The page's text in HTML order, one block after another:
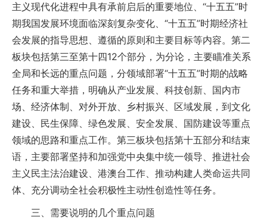
主义现代化进程中具有承前启后的重要地位、“十五五”时
期我国发展环境面临深刻复杂变化、“十五五”时期经济社
会发展的指导思想、遵循的原则和主要目标等内容。第二
板块包括第三至第十四12个部分，为分论，主要瞄准关系
全局和长远的重点问题，分领域部署“十五五”时期的战略
任务和重大举措，明确从产业发展、科技创新、国内市
场、经济体制、对外开放、乡村振兴、区域发展，到文化
建设、民生保障、绿色发展、安全发展、国防建设等重点
领域的思路和重点工作。第三板块包括第十五部分和结束
语，主要部署坚持和加强党中央集中统一领导、推进社会
主义民主法治建设、港澳台工作、推动构建人类命运共同
体、充分调动全社会积极性主动性创造性等任务。
三、需要说明的几个重点问题